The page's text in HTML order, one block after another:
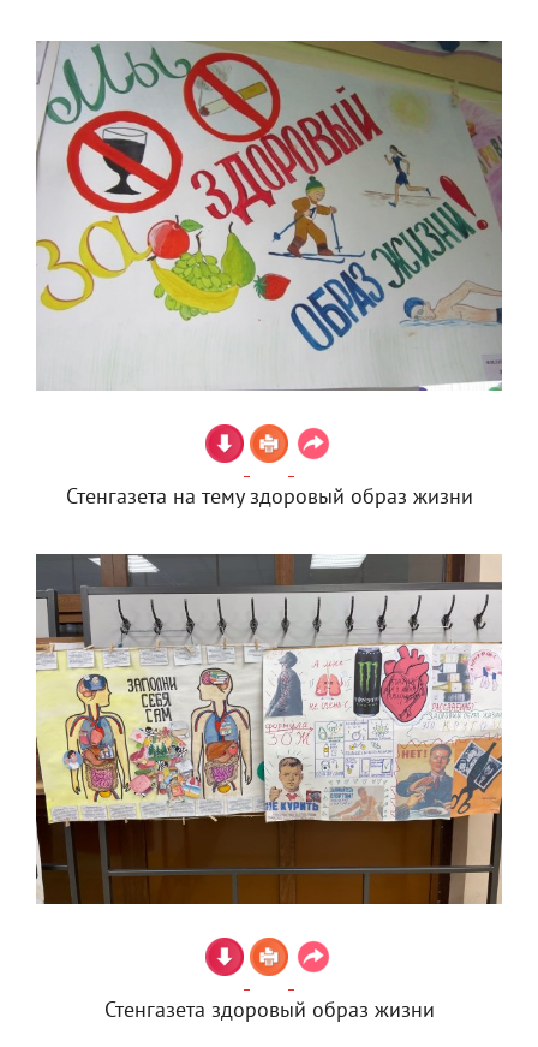
Стенгазета на тему здоровый образ жизни
Стенгазета здоровый образ жизни